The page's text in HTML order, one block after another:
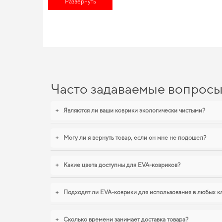
эксплуатационные расходы и продлить срок службы.
Развернуть
Часто задаваемые вопросы
+ Являются ли ваши коврики экологически чистыми?
+ Могу ли я вернуть товар, если он мне не подошел?
+ Какие цвета доступны для EVA-ковриков?
+ Подходят ли EVA-коврики для использования в любых
+ Сколько времени занимает доставка товара?